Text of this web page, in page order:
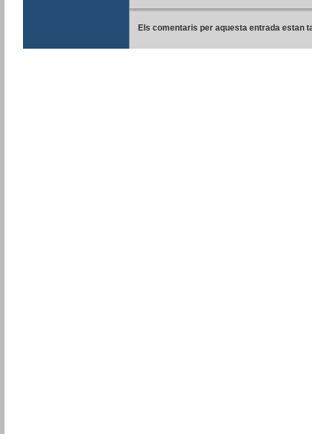
Els comentaris per aquesta entrada estan